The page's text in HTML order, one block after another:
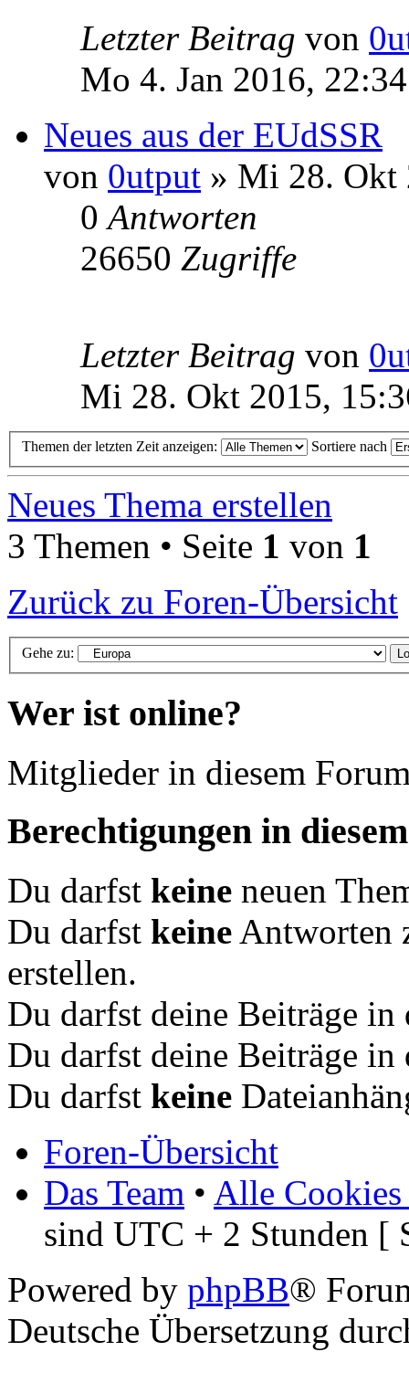
Letzter Beitrag von
Mo 4. Jan 2016, 22:34
Neues aus der EUdSSR
von 0utput » Mi 28. Okt
0Antworten
26650 Zugriffe
Letzter Beitrag von
Mi 28. Okt 2015,
Themen der letzten Zeit anzeigen: Sortiere nach
Neues Thema erstellen
3 Themen • Seite 1 von 1
Zurück zu Foren-Übersicht
Gehe zu:
Wer ist online?
Mitglieder in diesem
Berechtigungen in
Du darfst keine neuen
Du darfst keine Antworten
erstellen.
Du darfst deine Beiträge
Du darfst deine Beiträge
Du darfst keine
Foren-Übersicht
Das Team • Alle Cookies
sind UTC + 2 Stunden [
Powered by phpBB®
Deutsche Übersetzung